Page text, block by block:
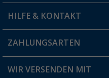
Vorteilskarte
Blog
HILFE & KONTAKT
FAQ & Kontakt
Versandinformationen
ZAHLUNGSARTEN
WIR VERSENDEN MIT